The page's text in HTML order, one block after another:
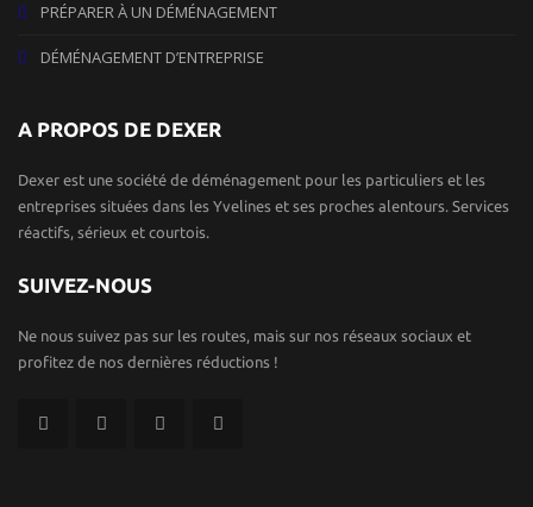
PRÉPARER À UN DÉMÉNAGEMENT
DÉMÉNAGEMENT D’ENTREPRISE
A PROPOS DE DEXER
Dexer est une société de déménagement pour les particuliers et les
entreprises situées dans les Yvelines et ses proches alentours. Services
réactifs, sérieux et courtois.
SUIVEZ-NOUS
Ne nous suivez pas sur les routes, mais sur nos réseaux sociaux et
profitez de nos dernières réductions !